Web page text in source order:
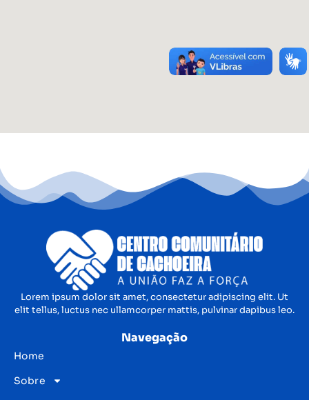
Lorem ipsum dolor sit amet, consectetur adipiscing elit. Ut
elit tellus, luctus nec ullamcorper mattis, pulvinar dapibus leo.
Navegação
Home
Sobre